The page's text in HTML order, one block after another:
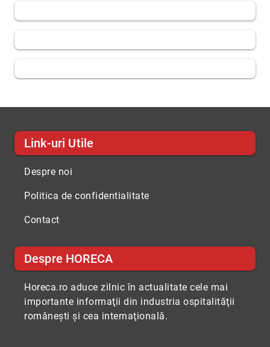
Link-uri Utile
Despre noi
Politica de confidentialitate
Contact
Despre HORECA
Horeca.ro aduce zilnic în actualitate cele mai
importante informaţii din industria ospitalităţii
româneşti şi cea internaţională.